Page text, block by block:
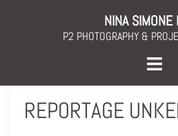
NINA SIMONE
P2 PHOTOGRAPHY &
Toggle
menu
REPORTAGE